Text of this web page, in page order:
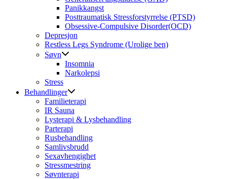
Panikkangst
Posttraumatisk Stressforstyrrelse (PTSD)
Obsessive-Compulsive Disorder(OCD)
Depresjon
Restless Legs Syndrome (Urolige ben)
Søvn
Insomnia
Narkolepsi
Stress
Behandlinger
Familieterapi
IR Sauna
Lysterapi & Lysbehandling
Parterapi
Rusbehandling
Samlivsbrudd
Sexavhengighet
Stressmestring
Søvnterapi